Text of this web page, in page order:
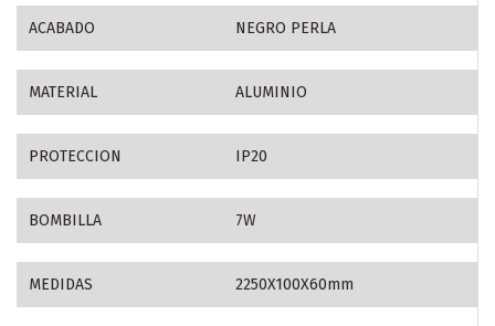
ACABADO NEGRO PERLA
MATERIAL ALUMINIO
PROTECCION IP20
BOMBILLA 7W
MEDIDAS 2250X100X60mm